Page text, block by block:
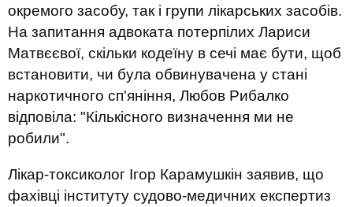
окремого засобу, так і групи лікарських засобів.
На запитання адвоката потерпілих Лариси
Матвєєвої, скільки кодеїну в сечі має бути, щоб
встановити, чи була обвинувачена у стані
наркотичного сп'яніння, Любов Рибалко
відповіла: "Кількісного визначення ми не
робили".
Лікар-токсиколог Ігор Карамушкін заявив, що
фахівці інституту судово-медичних експертиз